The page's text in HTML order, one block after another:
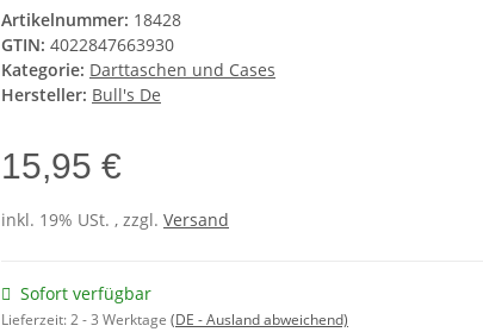
Artikelnummer: 18428
GTIN: 4022847663930
Kategorie: Darttaschen und Cases
Hersteller: Bull's De
15,95 €
inkl. 19% USt. , zzgl. Versand
Sofort verfügbar
Lieferzeit:2 - 3 Werktage (DE - Ausland abweichend)